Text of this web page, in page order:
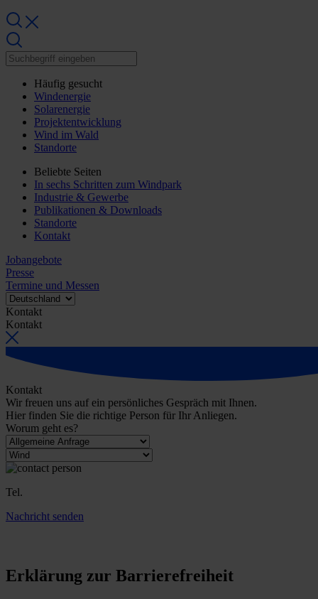
Häufig gesucht
Windenergie
Solarenergie
Projektentwicklung
Wind im Wald
Standorte
Beliebte Seiten
In sechs Schritten zum Windpark
Industrie & Gewerbe
Publikationen & Downloads
Standorte
Kontakt
Jobangebote
Presse
Termine und Messen
Kontakt
Kontakt
Kontakt
Wir freuen uns auf ein persönliches Gespräch mit Ihnen.
Hier finden Sie die richtige Person für Ihr Anliegen.
Worum geht es?
Tel.
Nachricht senden
Erklärung zur Barrierefreiheit